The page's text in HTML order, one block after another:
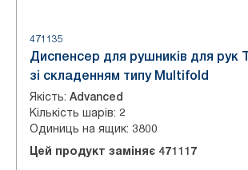
471135
Диспенсер для рушників для рук
зі складенням типу Multifold
Якість: Advanced
Кількість шарів: 2
Одиниць на ящик: 3800
Цей продукт заміняє 471117